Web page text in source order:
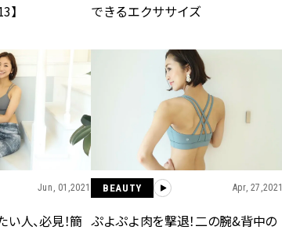
】
できるエクササイズ
Jun, 01,2021
人、必見！簡
BEAUTY Apr, 27,2021
ぷよぷよ肉を撃退！二の腕&背中の
Aug, 5, 2026
ムハック7選 | CLASSY.[クラッシ
朝の“寝ぐせ直し”はもういらな
い！夜に仕込む「ヘアケア家
電」3選 | CLASSY.[クラッシィ]